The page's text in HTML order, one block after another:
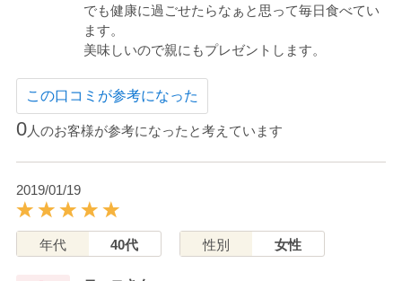
でも健康に過ごせたらなぁと思って毎日食べてい
ます。
美味しいので親にもプレゼントします。
この口コミが参考になった
0人のお客様が参考になったと考えています
2019/01/19
年代 40代 性別 女性